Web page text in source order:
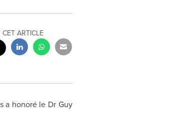
CET ARTICLE
a honoré le Dr Guy